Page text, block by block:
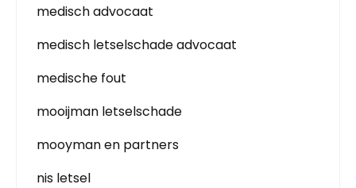
medisch advocaat
medisch letselschade advocaat
medische fout
mooijman letselschade
mooyman en partners
nis letsel